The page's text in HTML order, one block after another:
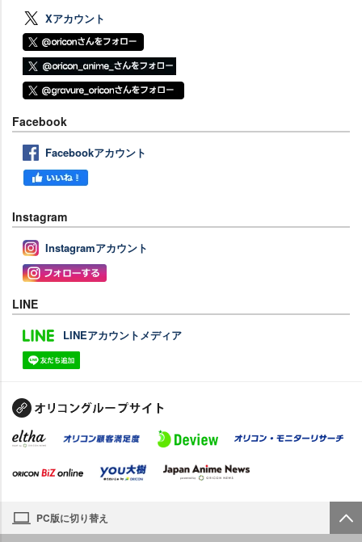
Xアカウント
Facebook
Facebookアカウント
Instagram
Instagramアカウント
LINE
LINEアカウントメディア
PC版に切り替え